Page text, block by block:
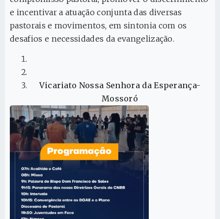
e incentivar a atuação conjunta das diversas
pastorais e movimentos, em sintonia com os
desafios e necessidades da evangelização.
Vicariato Nossa Senhora da Esperança-
Mossoró